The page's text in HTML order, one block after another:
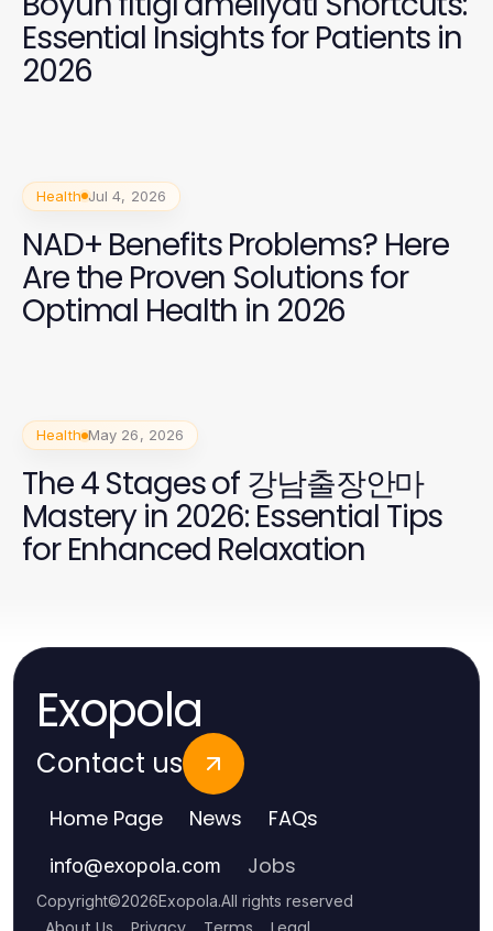
Essential Insights for Patients in
2026
Health Jul 4, 2026
NAD+ Benefits Problems? Here
Are the Proven Solutions for
Optimal Health in 2026
Health May 26, 2026
The 4 Stages of 강남출장안마
Mastery in 2026: Essential Tips
for Enhanced Relaxation
Exopola
Contact us
Home Page News FAQs
info@exopola.com Jobs
Copyright©2026Exopola.All rights reserved